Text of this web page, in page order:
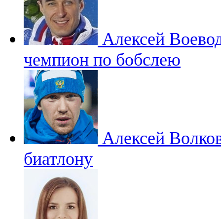
Алексей
чемпион по бобслею
Алексей
биатлону